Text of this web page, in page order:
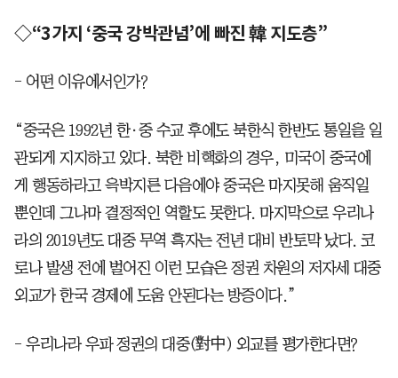
◇“3가지 ‘중국 강박관념’에 빠진 韓 지도층”
- 어떤 이유에서인가?
“중국은 1992년 한·중 수교 후에도 북한식 한반도 통일을 일
관되게 지지하고 있다. 북한 비핵화의 경우, 미국이 중국에
게 행동하라고 윽박지른 다음에야 중국은 마지못해 움직일
뿐인데 그나마 결정적인 역할도 못한다. 마지막으로 우리나
라의 2019년도 대중 무역 흑자는 전년 대비 반토막 났다. 코
로나 발생 전에 벌어진 이런 모습은 정권 차원의 저자세 대중
외교가 한국 경제에 도움 안된다는 방증이다.”
- 우리나라 우파 정권의 대중(對中) 외교를 평가한다면?